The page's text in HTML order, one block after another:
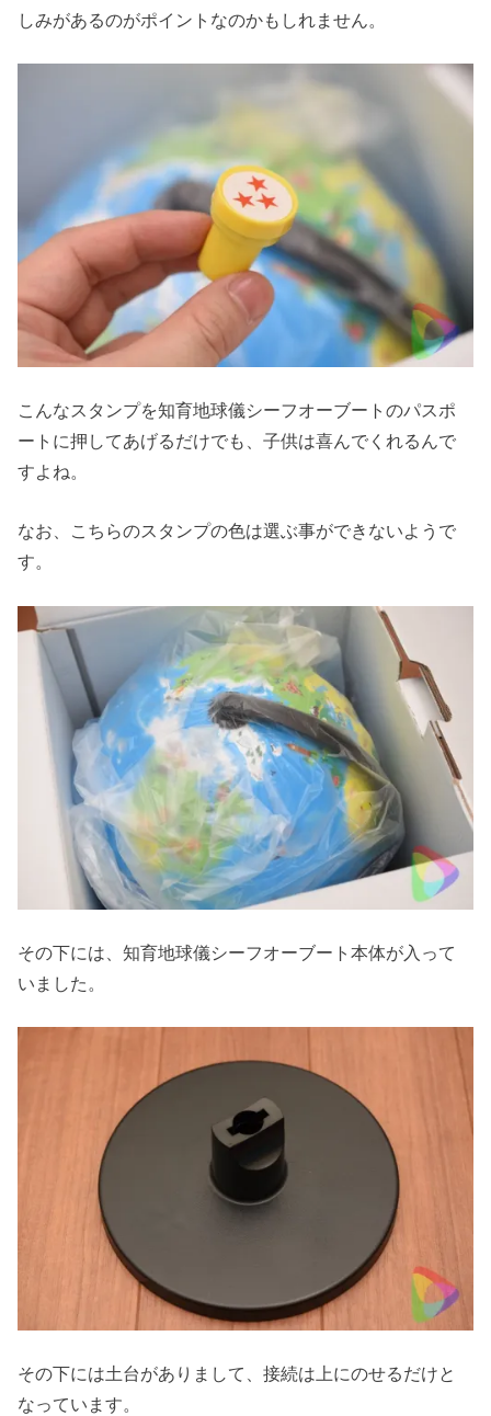
しみがあるのがポイントなのかもしれません。
こんなスタンプを知育地球儀シーフオーブートのパスポ
ートに押してあげるだけでも、子供は喜んでくれるんで
すよね。
なお、こちらのスタンプの色は選ぶ事ができないようで
す。
その下には、知育地球儀シーフオーブート本体が入って
いました。
その下には土台がありまして、接続は上にのせるだけと
なっています。